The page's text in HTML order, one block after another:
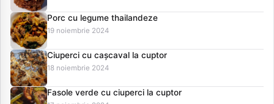
Porc cu legume thailandeze
19 noiembrie 2024
Ciuperci cu cașcaval la cuptor
18 noiembrie 2024
Fasole verde cu ciuperci la cuptor